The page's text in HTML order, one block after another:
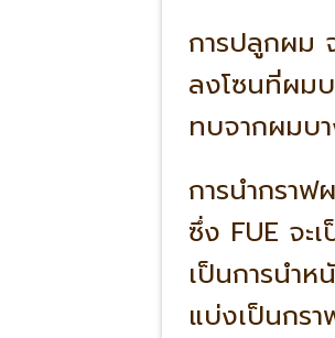
การปลูกผม
ลงโซนที่ผม
ทบจากผมบ
การนำกรา
ซึ่ง FUE จะ
เป็นการนำ
แบ่งเป็นกร